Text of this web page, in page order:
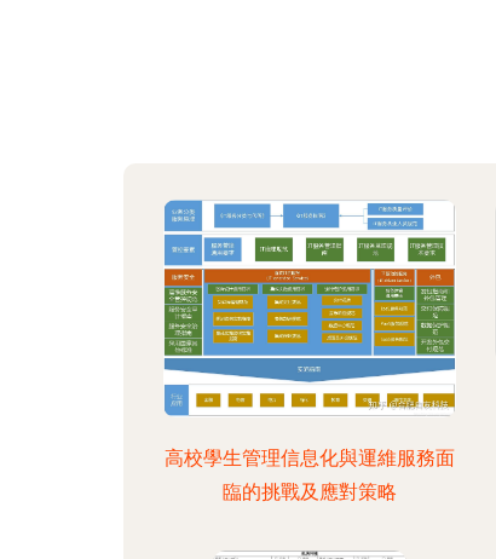
高校學生管理信息化與運維服務面
臨的挑戰及應對策略